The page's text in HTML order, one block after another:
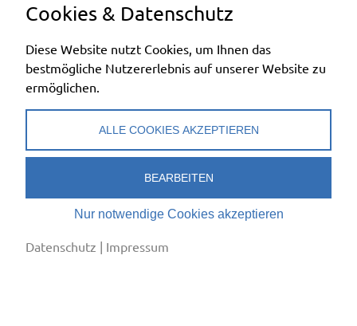
Kältesystem-Monteur:in EFZ→
Kältesystem-Planer:in EFZ
cool & clever
Schweizerischer Verband für Kältetechnik SVK
Cookies & Datenschutz
Diese Website nutzt Cookies, um Ihnen das
bestmögliche Nutzererlebnis auf unserer Website zu
ermöglichen.
ALLE COOKIES AKZEPTIEREN
BEARBEITEN
Nur notwendige Cookies akzeptieren
Datenschutz | Impressum